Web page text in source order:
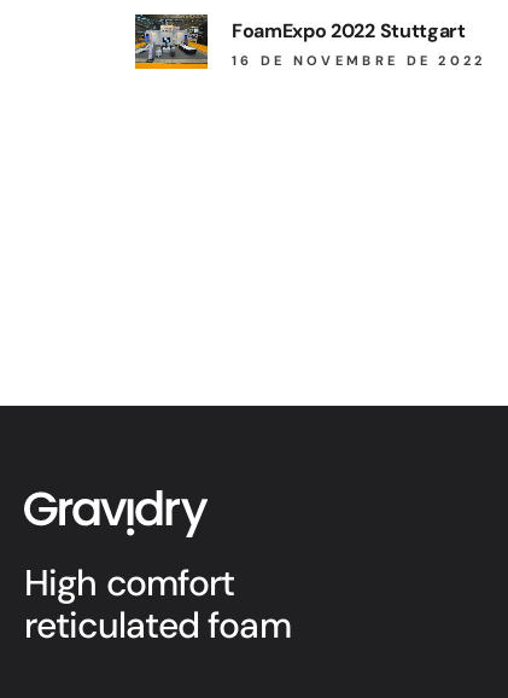
FoamExpo 2022 Stuttgart
16 DE NOVEMBRE DE 2022
High comfort
reticulated foam